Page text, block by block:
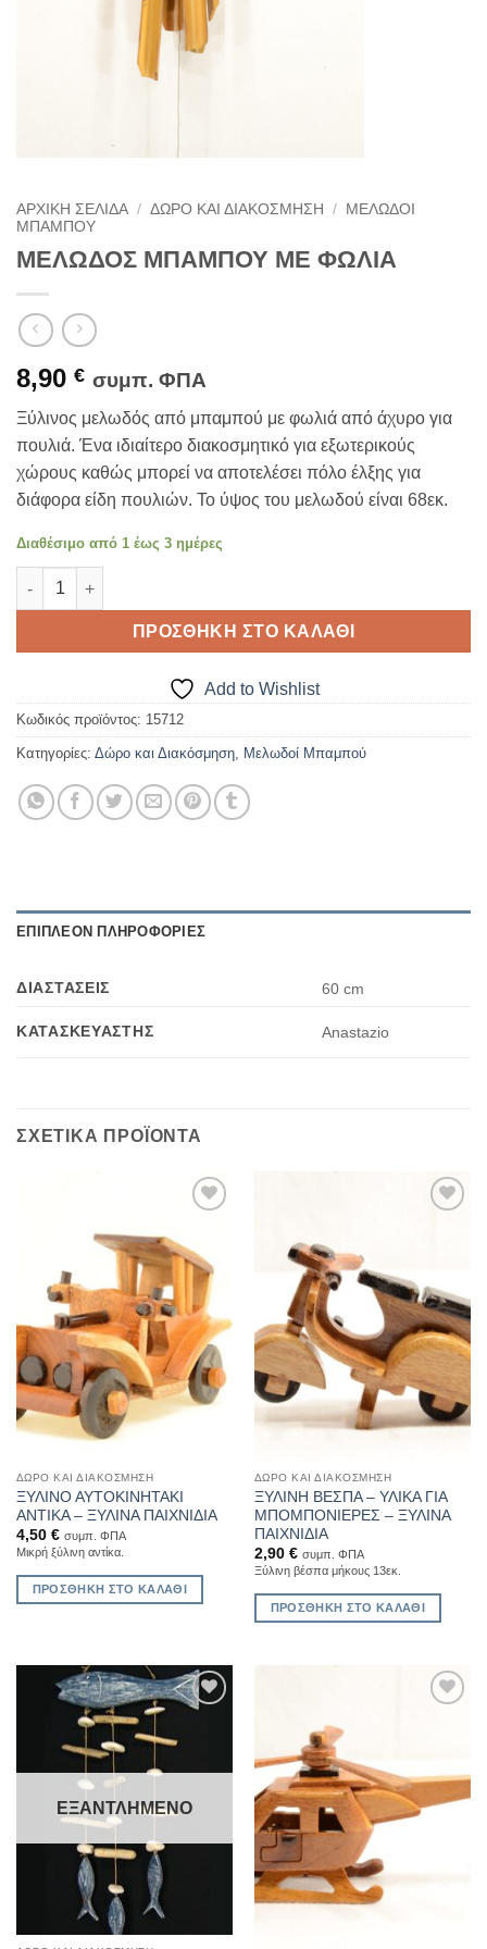
ΑΡΧΙΚΉ ΣΕΛΊΔΑ / ΔΏΡΟ ΚΑΙ ΔΙΑΚΌΣΜΗΣΗ /
ΜΕΛΩΔΟΊ
ΜΠΑΜΠΟΎ
ΜΕΛΩΔΟΣ ΜΠΑΜΠΟΥ ΜΕ ΦΩΛΙΑ
8,90 € συμπ. ΦΠΑ
Ξύλινος μελωδός από μπαμπού με φωλιά από άχυρο για
πουλιά. Ένα ιδιαίτερο διακοσμητικό για εξωτερικούς
χώρους καθώς μπορεί να αποτελέσει πόλο έλξης για
διάφορα είδη πουλιών. Το ύψος του μελωδού είναι 68εκ.
Διαθέσιμο από 1 έως 3 ημέρες
ΜΕΛΩΔΟΣ ΜΠΑΜΠΟΥ ΜΕ ΦΩΛΙΑ ποσότητα
ΠΡΟΣΘΉΚΗ ΣΤΟ ΚΑΛΆΘΙ
Add to Wishlist
Κωδικός προϊόντος: 15712
Κατηγορίες: Δώρο και Διακόσμηση, Μελωδοί Μπαμπού
ΕΠΙΠΛΈΟΝ ΠΛΗΡΟΦΟΡΊΕΣ
ΔΙΑΣΤΆΣΕΙΣ 60 cm
ΚΑΤΑΣΚΕΥΑΣΤΉΣ Anastazio
ΣΧΕΤΙΚΆ ΠΡΟΪΌΝΤΑ
Wishlist
ΔΏΡΟ ΚΑΙ ΔΙΑΚΌΣΜΗΣΗ
ΞΥΛΙΝΟ ΑΥΤΟΚΙΝΗΤΑΚΙ
ΑΝΤΙΚΑ – ΞΥΛΙΝΑ ΠΑΙΧΝΙΔΙΑ
4,50 € συμπ. ΦΠΑ
Μικρή ξύλινη αντίκα.
ΠΡΟΣΘΉΚΗ ΣΤΟ ΚΑΛΆΘΙ
ΔΏΡΟ ΚΑΙ ΔΙΑΚΌΣΜΗΣΗ
ΞΥΛΙΝΗ ΒΕΣΠΑ – ΥΛΙΚΑ ΓΙΑ
ΜΠΟΜΠΟΝΙΕΡΕΣ – ΞΥΛΙΝΑ
ΠΑΙΧΝΙΔΙΑ
2,90 € συμπ. ΦΠΑ
Ξύλινη βέσπα μήκους 13εκ.
ΠΡΟΣΘΉΚΗ ΣΤΟ ΚΑΛΆΘΙ
Wishlist
ΕΞΑΝΤΛΗΜΈΝΟ